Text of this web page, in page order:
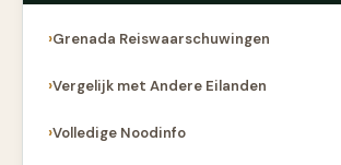
Grenada Reiswaarschuwingen
Vergelijk met Andere Eilanden
Volledige Noodinfo